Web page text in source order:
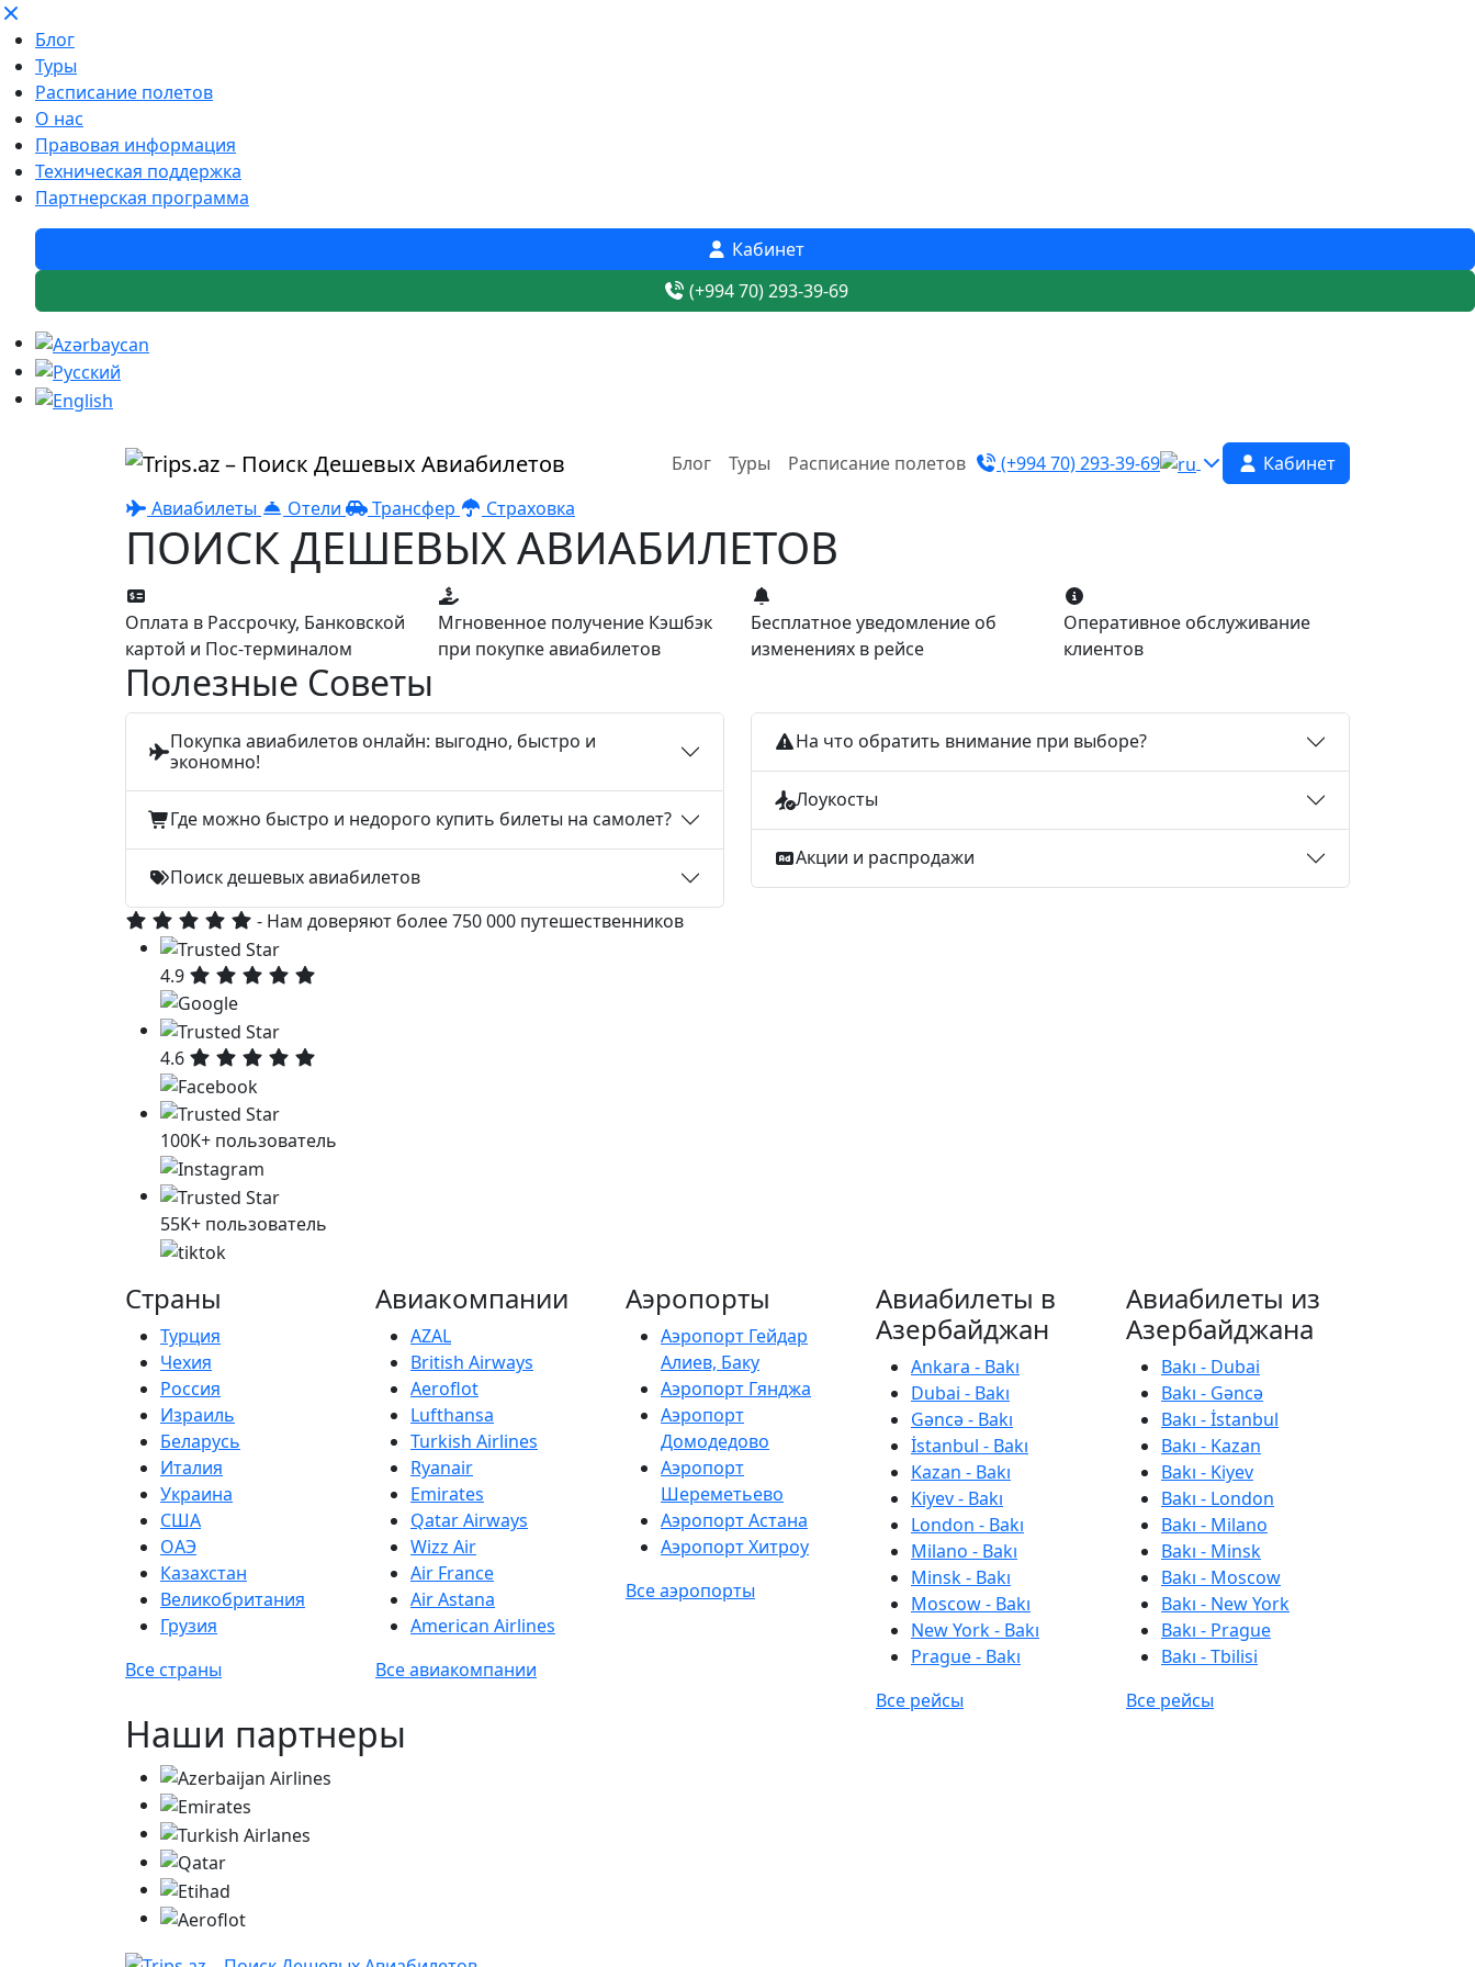
Блог
Туры
Расписание полетов
О нас
Правовая информация
Техническая поддержка
Партнерская программа
Кабинет
(+994 70) 293-39-69
Блог Туры Расписание полетов (+994 70) 293-39-69
Кабинет
Авиабилеты
Отели Трансфер Страховка
ПОИСК ДЕШЕВЫХ АВИАБИЛЕТОВ
Оплата в Рассрочку, Банковской
картой и Пос-терминалом
Мгновенное получение Кэшбэк
при покупке авиабилетов
Бесплатное уведомление об
изменениях в рейсе
Оперативное обслуживание
клиентов
Полезные Советы
Покупка авиабилетов онлайн: выгодно, быстро и
экономно!
Где можно быстро и недорого купить билеты на самолет?
Поиск дешевых авиабилетов
На что обратить внимание при выборе?
Лоукосты
Акции и распродажи
- Нам доверяют более 750 000 путешественников
4.9
4.6
100K+ пользователь
55K+ пользователь
Страны
Турция
Чехия
Россия
Израиль
Беларусь
Италия
Украина
США
ОАЭ
Казахстан
Великобритания
Грузия
Все страны
Авиакомпании
AZAL
British Airways
Aeroflot
Lufthansa
Turkish Airlines
Ryanair
Emirates
Qatar Airways
Wizz Air
Air France
Air Astana
American Airlines
Все авиакомпании
Аэропорты
Аэропорт Гейдар
Алиев, Баку
Аэропорт Гянджа
Аэропорт
Домодедово
Аэропорт
Шереметьево
Аэропорт Астана
Аэропорт Хитроу
Все аэропорты
Авиабилеты в
Азербайджан
Ankara - Bakı
Dubai - Bakı
Gəncə - Bakı
İstanbul - Bakı
Kazan - Bakı
Kiyev - Bakı
London - Bakı
Milano - Bakı
Minsk - Bakı
Moscow - Bakı
New York - Bakı
Prague - Bakı
Все рейсы
Авиабилеты из
Азербайджана
Bakı - Dubai
Bakı - Gəncə
Bakı - İstanbul
Bakı - Kazan
Bakı - Kiyev
Bakı - London
Bakı - Milano
Bakı - Minsk
Bakı - Moscow
Bakı - New York
Bakı - Prague
Bakı - Tbilisi
Все рейсы
Наши партнеры